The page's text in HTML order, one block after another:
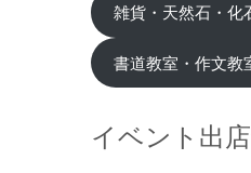
雑貨・天然石・化
書道教室・作文教
イベント出